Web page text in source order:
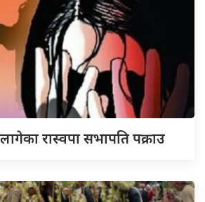
रास्वपा सभापति पक्राउ